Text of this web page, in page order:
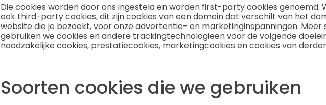
Die cookies worden door ons ingesteld en worden first-party cookies genoemd.
ook third-party cookies, dit zijn cookies van een domein dat verschilt van het
website die je bezoekt, voor onze advertentie- en marketinginspanningen. Meer
gebruiken we cookies en andere trackingtechnologieën voor de volgende
noodzakelijke cookies, prestatiecookies, marketingcookies en cookies van
Soorten cookies die we gebruiken